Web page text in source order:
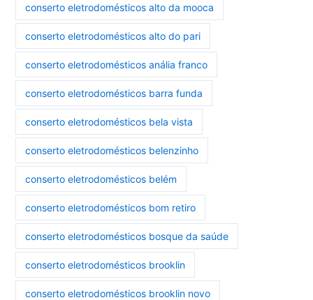
conserto eletrodomésticos alto da mooca
conserto eletrodomésticos alto do pari
conserto eletrodomésticos anália franco
conserto eletrodomésticos barra funda
conserto eletrodomésticos bela vista
conserto eletrodomésticos belenzinho
conserto eletrodomésticos belém
conserto eletrodomésticos bom retiro
conserto eletrodomésticos bosque da saúde
conserto eletrodomésticos brooklin
conserto eletrodomésticos brooklin novo